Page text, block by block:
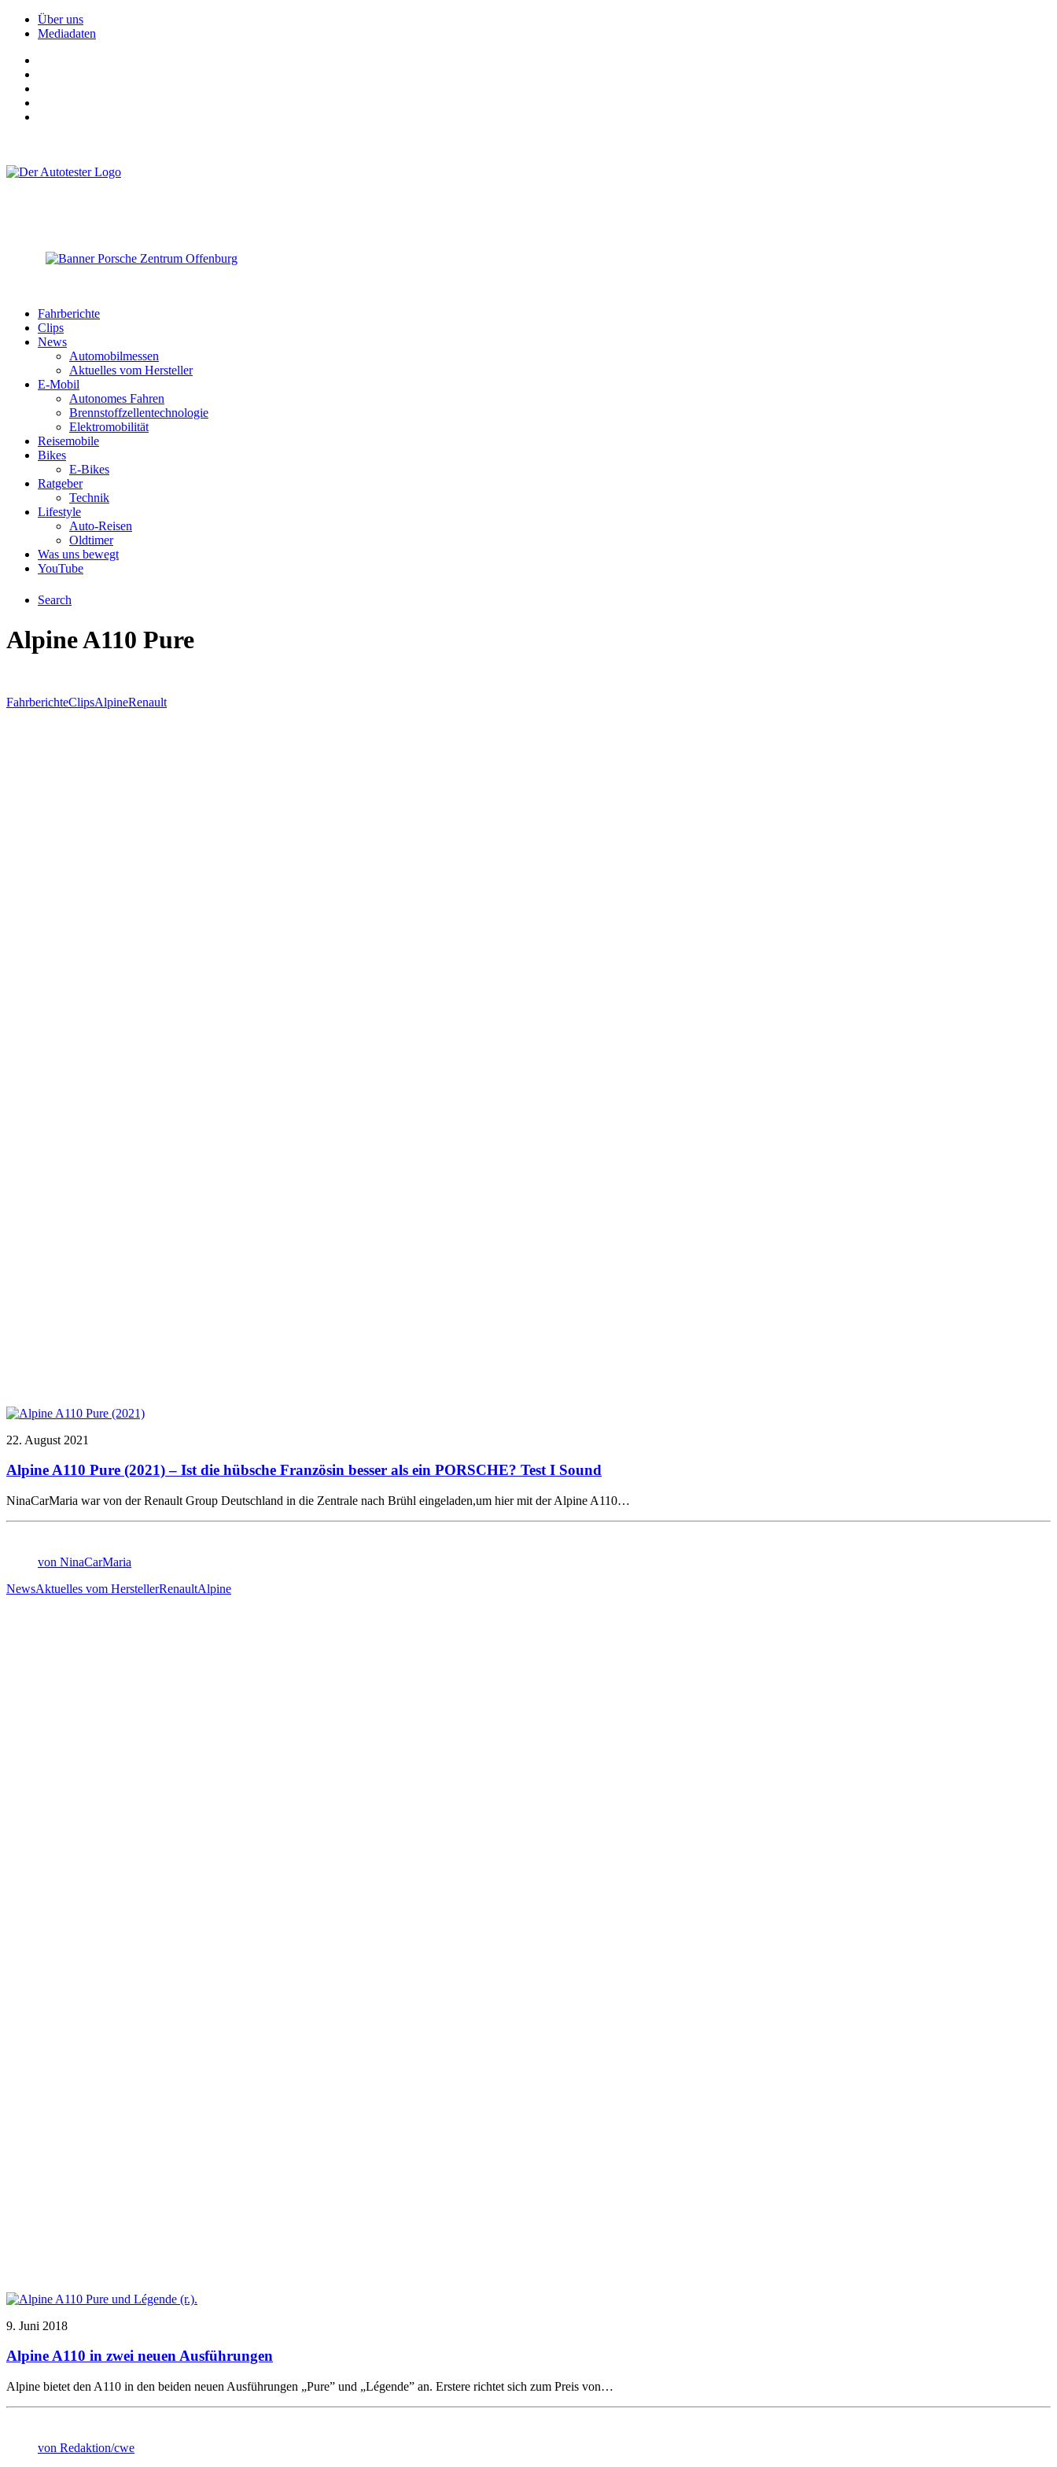
Über uns
Mediadaten
Fahrberichte
Clips
News
Automobilmessen
Aktuelles vom Hersteller
E-Mobil
Autonomes Fahren
Brennstoffzellentechnologie
Elektromobilität
Reisemobile
Bikes
E-Bikes
Ratgeber
Technik
Lifestyle
Auto-Reisen
Oldtimer
Was uns bewegt
YouTube
Search
Alpine A110 Pure
FahrberichteClipsAlpineRenault
22. August 2021
Alpine A110 Pure (2021) – Ist die hübsche Französin besser als ein PORSCHE? Test I Sound
NinaCarMaria war von der Renault Group Deutschland in die Zentrale nach Brühl eingeladen,um hier mit der Alpine A110…
von NinaCarMaria
NewsAktuelles vom HerstellerRenaultAlpine
9. Juni 2018
Alpine A110 in zwei neuen Ausführungen
Alpine bietet den A110 in den beiden neuen Ausführungen „Pure” und „Légende” an. Erstere richtet sich zum Preis von…
von Redaktion/cwe